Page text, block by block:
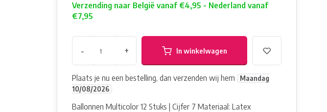
Verzending naar België vanaf €4,95 - Nederland vanaf
€7,95
- + In winkelwagen
Plaats je nu een bestelling, dan verzenden wij hem
Maandag
10/08/2026
Ballonnen Multicolor 12 Stuks | Cijfer 7 Materiaal: Latex